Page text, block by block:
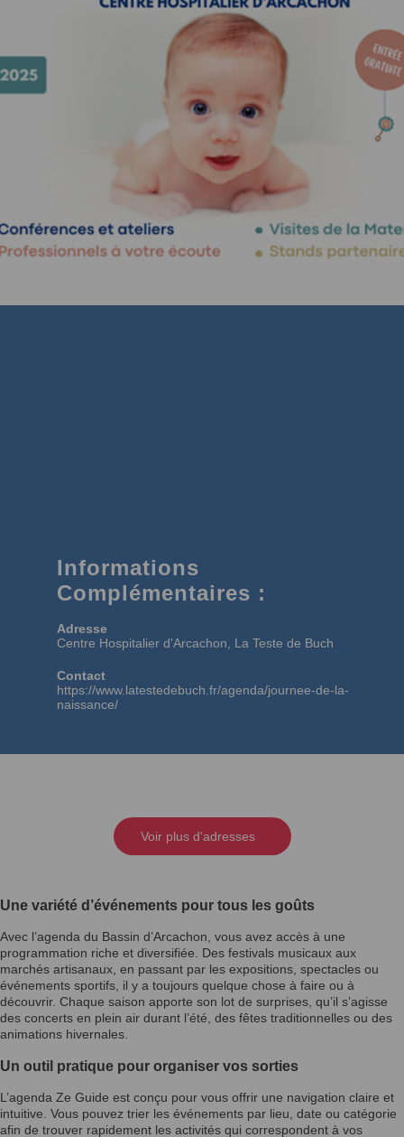
Informations
Complémentaires :
Adresse
Centre Hospitalier d'Arcachon, La Teste de Buch
Contact
https://www.latestedebuch.fr/agenda/journee-de-la-
naissance/
Voir plus d'adresses
Une variété d’événements pour tous les goûts
Avec l’agenda du Bassin d’Arcachon, vous avez accès à une
programmation riche et diversifiée. Des festivals musicaux aux
marchés artisanaux, en passant par les expositions, spectacles ou
événements sportifs, il y a toujours quelque chose à faire ou à
découvrir. Chaque saison apporte son lot de surprises, qu’il s’agisse
des concerts en plein air durant l’été, des fêtes traditionnelles ou des
animations hivernales.
Un outil pratique pour organiser vos sorties
L’agenda Ze Guide est conçu pour vous offrir une navigation claire et
intuitive. Vous pouvez trier les événements par lieu, date ou catégorie
afin de trouver rapidement les activités qui correspondent à vos